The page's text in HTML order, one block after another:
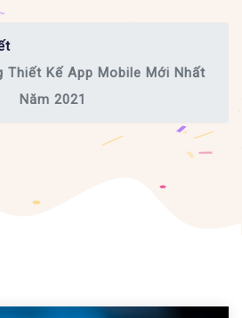
Thiết Kế App Mobile Mới Nhất
Năm 2021